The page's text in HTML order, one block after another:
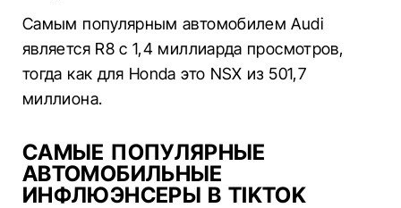
Самым популярным автомобилем Audi
является R8 с 1,4 миллиарда просмотров,
тогда как для Honda это NSX из 501,7
миллиона.
САМЫЕ ПОПУЛЯРНЫЕ
АВТОМОБИЛЬНЫЕ
ИНФЛЮЭНСЕРЫ В TIKTOK